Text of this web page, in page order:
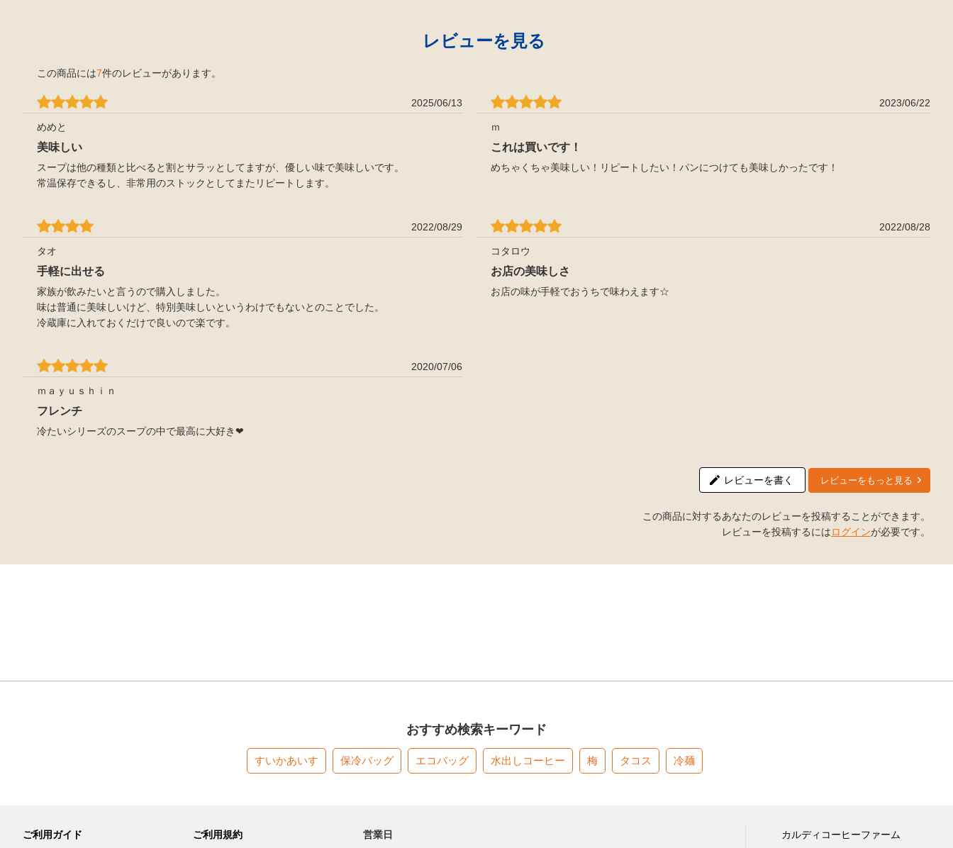
レビューを見る
この商品には7件のレビューがあります。
2025/06/13
めめと
美味しい
スープは他の種類と比べると割とサラッとしてますが、優しい味で美味しいです。
常温保存できるし、非常用のストックとしてまたリピートします。
2023/06/22
ｍ
これは買いです！
めちゃくちゃ美味しい！リピートしたい！パンにつけても美味しかったです！
2022/08/29
タオ
手軽に出せる
家族が飲みたいと言うので購入しました。
味は普通に美味しいけど、特別美味しいというわけでもないとのことでした。
冷蔵庫に入れておくだけで良いので楽です。
2022/08/28
コタロウ
お店の美味しさ
お店の味が手軽でおうちで味わえます☆
2020/07/06
ｍａｙｕｓｈｉｎ
フレンチ
冷たいシリーズのスープの中で最高に大好き❤
レビューを書く レビューをもっと見る
この商品に対するあなたのレビューを投稿することができます。
レビューを投稿するにはログインが必要です。
おすすめ検索キーワード
すいかあいす 保冷バッグ エコバッグ 水出しコーヒー 梅 タコス 冷麺
ご利用ガイド ご利用規約 営業日 カルディコーヒーファーム